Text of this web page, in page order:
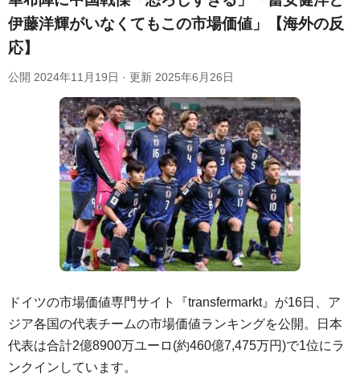
Powered by livedoor 相互RSS
伊藤洋輝がいなくてもこの市場価値」【海外の反
応】
公開 2024年11月19日 · 更新 2025年6月26日
ドイツの市場価値専門サイト『transfermarkt』が16日、ア
ジア各国の代表チームの市場価値ランキングを公開。日本
代表は合計2億8900万ユーロ(約460億7,475万円)で1位にラ
ンクインしています。